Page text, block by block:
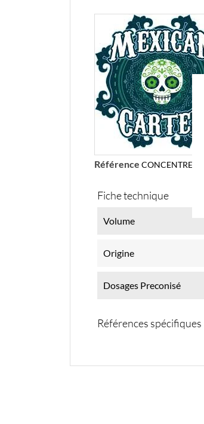
Référence
Fiche technique
Volume
Origine
Dosages Preconisé
Références spécifiques